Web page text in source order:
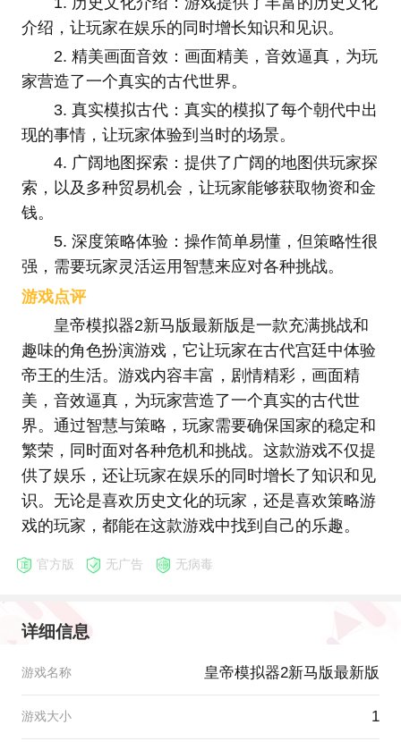
介绍，让玩家在娱乐的同时增长知识和见识。
2. 精美画面音效：画面精美，音效逼真，为玩
家营造了一个真实的古代世界。
3. 真实模拟古代：真实的模拟了每个朝代中出
现的事情，让玩家体验到当时的场景。
4. 广阔地图探索：提供了广阔的地图供玩家探
索，以及多种贸易机会，让玩家能够获取物资和金
钱。
5. 深度策略体验：操作简单易懂，但策略性很
强，需要玩家灵活运用智慧来应对各种挑战。
游戏点评
皇帝模拟器2新马版最新版是一款充满挑战和
趣味的角色扮演游戏，它让玩家在古代宫廷中体验
帝王的生活。游戏内容丰富，剧情精彩，画面精
美，音效逼真，为玩家营造了一个真实的古代世
界。通过智慧与策略，玩家需要确保国家的稳定和
繁荣，同时面对各种危机和挑战。这款游戏不仅提
供了娱乐，还让玩家在娱乐的同时增长了知识和见
识。无论是喜欢历史文化的玩家，还是喜欢策略游
戏的玩家，都能在这款游戏中找到自己的乐趣。
官方版 无广告 无病毒
详细信息
游戏名称 皇帝模拟器2新马版最新版
游戏大小 1